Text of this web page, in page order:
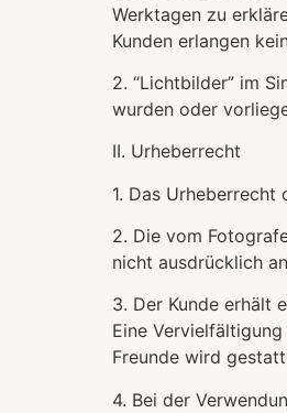
Werktagen zu
Kunden erlangen
2. “Lichtbilder” im
wurden oder
II. Urheberrecht
1. Das
2. Die vom
nicht ausdrücklich
3. Der Kunde erhält
Eine
Freunde wird
4. Bei der